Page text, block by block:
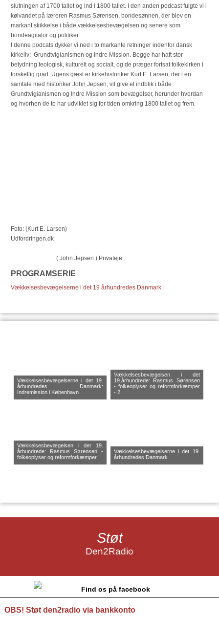
slutningen af 1700 tallet og ind i 1800 tallet. I den anden podcast fulgte vi i
kølvandet på læreren Rasmus Sørensen, bondesønnen, der blev en
markant skikkelse i både vækkelsesbevægelsen og senere som
bondeagitator og politiker.
I denne podcats dykker vi ned i to markante retninger indenfor dansk
kirkeliv: Grundtvigianismen og Indre Mission. Begge har haft stor
betydning teologisk, kulturelt og socialt, og de præger fortsat folkekirken i
forskellig grad. Ugens gæst er kirkehistoriker Kurt E. Larsen, der i en
samtale med historiker John Jepsen, vil give et indblik i både
Grundtvigianismen og Indre Mission som bevægelser, herunder hvordan
og hvorhen de to har udviklet sig for tiden omkring 1800 tallet og frem.
Foto: (Kurt E. Larsen)
Udfordringen.dk
( John Jepsen ) Privateje
PROGRAMSERIE
Vækkelsesbevægelserne i det 19 århundredes Danmark
Vækkelsesbevægelserne i det 19.
århundredes Danmark:
Indremission i København
Vækkelsesbevægelsen i det
19.århundrede: Rasmus Sørensen
- folkeoplyser og reformforkæmper
- 2
Vækkelsesbevægelsen i det 19.
århundrede: Rasmus Sørensen -
folkeoplyser og reformforkæmper
Vækkelsesbevægelserne i det 19.
århundredes Danmark
Støt
Den2Radio
Find os på facebook
OBS! Støt den2radio via bankkonto